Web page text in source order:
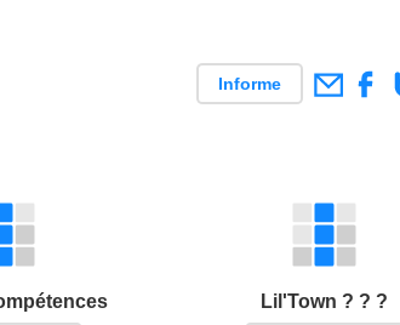
Informe
Lil'Town ? ? ?